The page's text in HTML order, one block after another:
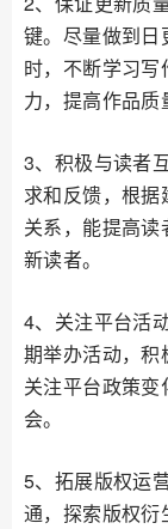
键。尽量做到日
时，不断学习
力，提高作品质
3、积极与读者
求和反馈，根
关系，能提高
新读者。
4、关注平台活
期举办活动，积
关注平台政策
会。
5、拓展版权运
通，探索版权